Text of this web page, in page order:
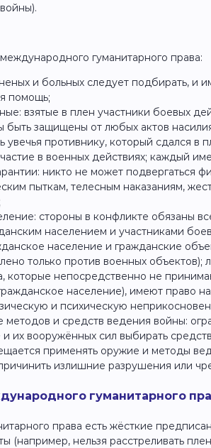
гуманитарного права:
и больных следует подбирать, и
помощь;
взятые в плен участники боевых
быть защищены от любых актов
увечья противнику, который сдался в
в военных действиях; каждый
никто не может подвергаться
пыткам, телесным наказаниям,
стороны в конфликте обязаны
населением и участниками
население и гражданские
только против военных
которые непосредственно не
население), имеют право
и психическую
методов и средств ведения войны:
и их вооружённых сил выбирать
применять оружие и методы
излишние разрушения или
гуманитарного
права есть жёсткие
(например, нельзя расстреливать